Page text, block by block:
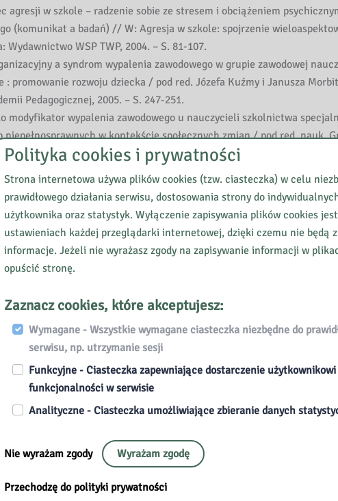
agresji w szkole – radzenie sobie ze stresem i obciążeniem
(komunikat a badań) // W: Agresja w szkole: spojrzenie
Wydawnictwo WSP TWP, 2004. – S. 81-107.
a syndrom wypalenia zawodowego w grupie zawodowej
: promowanie rozwoju dziecka / pod red. Józefa Kuźmy i Janusza
Pedagogicznej, 2005. – S. 247-251.
modyfikator wypalenia zawodowego u nauczycieli szkolnictwa
niepełnosprawnych w kontekście społecznych zmian / pod red. nauk.
– Kraków: Oficyna Wydawnicza „Impuls”, 2008. – S. 369-381.
jako skutek długotrwałego stresu zawodowego // W: Kozak
i leczenie. – Warszawa: Difin, 2009. – S. 131-169.
w kontekście zespołu wypalenia zawodowego // W:
/ pod red. Zofii Palak. – Lublin: Wydawnictwo
Dominika: Zespół wypalenia zawodowego w pracy nauczycieli szkół
kompetentny: teraźniejszość i przyszłość / red. Zdzisław
Lublin: Wydawnictwo Uniwersytetu Marii Curie-Skłodowskiej, 2007. –
na stres u nauczycieli zagrożonych wypaleniem zawodowym // W:
zapobieganie / pod red. Ireny Pufal-Struzik. – Kielce:
związków między wypaleniem zawodowym a hierarchia wartości
specjalnego: aktualne wyzwania teorii i praktyki / pod red.
Uniwersytetu Marii Curie-Skłodowskiej, 2008 . – S. 96-103.
na wypalenie zawodowe wśród nauczycieli // W: Komunikacja
/ pod red. Mirosławy Nowak – Dziemianowicz, Kazimierza
Wydawnictwo Adam Marszałek, cop. 2009. – S. 126-137.
– objawy , przyczyny i sposoby zapobiegania // W: Oblicza
– Kraków: Wyższa Szkoła Filozoficzno-Pedagogiczna
Polityka cookies i prywatności
Strona internetowa używa plików cookies (tzw. ciasteczka) w celu
prawidłowego działania serwisu, dostosowania strony do
użytkownika oraz statystyk. Wyłączenie zapisywania plików cookies
ustawieniach każdej przeglądarki internetowej, dzięki czemu nie będą
informacje. Jeżeli nie wyrażasz zgody na zapisywanie informacji w
opuścić stronę.
Zaznacz cookies, które akceptujesz:
Wymagane - Wszystkie wymagane ciasteczka niezbędne do
serwisu, np. utrzymanie sesji
Funkcyjne - Ciasteczka zapewniające dostarczenie
funkcjonalności w serwisie
Analityczne - Ciasteczka umożliwiające zbieranie danych
Nie wyrażam zgody Wyrażam zgodę
Przechodzę do polityki prywatności